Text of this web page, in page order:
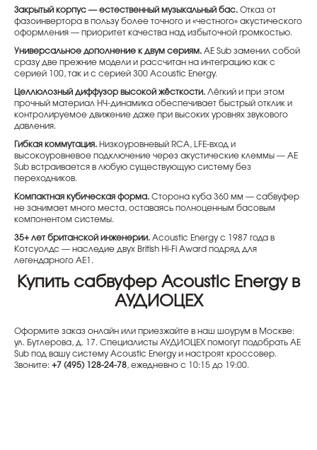
Закрытый корпус — естественный музыкальный бас. Отказ от
фазоинвертора в пользу более точного и «честного» акустического
оформления — приоритет качества над избыточной громкостью.
Универсальное дополнение к двум сериям. AE Sub заменил собой
сразу две прежние модели и рассчитан на интеграцию как с
серией 100, так и с серией 300 Acoustic Energy.
Целлюлозный диффузор высокой жёсткости. Лёгкий и при этом
прочный материал НЧ-динамика обеспечивает быстрый отклик и
контролируемое движение даже при высоких уровнях звукового
давления.
Гибкая коммутация. Низкоуровневый RCA, LFE-вход и
высокоуровневое подключение через акустические клеммы — AE
Sub встраивается в любую существующую систему без
переходников.
Компактная кубическая форма. Сторона куба 360 мм — сабвуфер
не занимает много места, оставаясь полноценным басовым
компонентом системы.
35+ лет британской инженерии. Acoustic Energy с 1987 года в
Котсуолдс — наследие двух British Hi-Fi Award подряд для
легендарного AE1.
Купить сабвуфер Acoustic Energy в
АУДИОЦЕХ
Оформите заказ онлайн или приезжайте в наш шоурум в Москве:
ул. Бутлерова, д. 17. Специалисты АУДИОЦЕХ помогут подобрать AE
Sub под вашу систему Acoustic Energy и настроят кроссовер.
Звоните: +7 (495) 128-24-78, ежедневно с 10:15 до 19:00.